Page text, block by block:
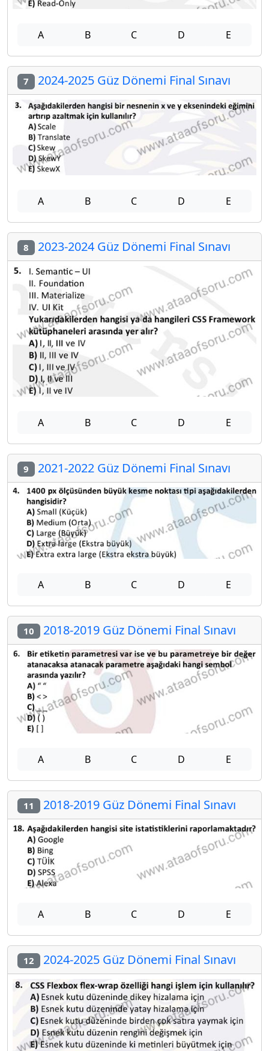
A B C D E
7 2024-2025 Güz Dönemi Final Sınavı
A B C D E
8 2023-2024 Güz Dönemi Final Sınavı
A B C D E
9 2021-2022 Güz Dönemi Final Sınavı
A B C D E
10 2018-2019 Güz Dönemi Final Sınavı
A B C D E
11 2018-2019 Güz Dönemi Final Sınavı
A B C D E
12 2024-2025 Güz Dönemi Final Sınavı